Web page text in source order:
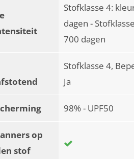
Stofklasse 4:
dagen -
700 dagen
Stofklasse 4,
Ja
98% - UPF50
op
stof